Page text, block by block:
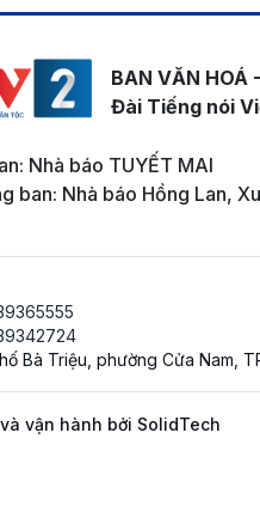
BAN VĂN HOÁ
Đài Tiếng nói
Nhà báo TUYẾT MAI
ban: Nhà báo Hồng Lan,
Bà Triệu, phường Cửa Nam,
vận hành bởi SolidTech